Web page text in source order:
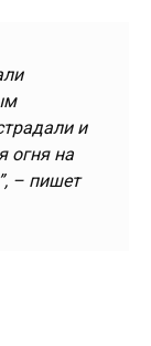
и
огня на
– пишет